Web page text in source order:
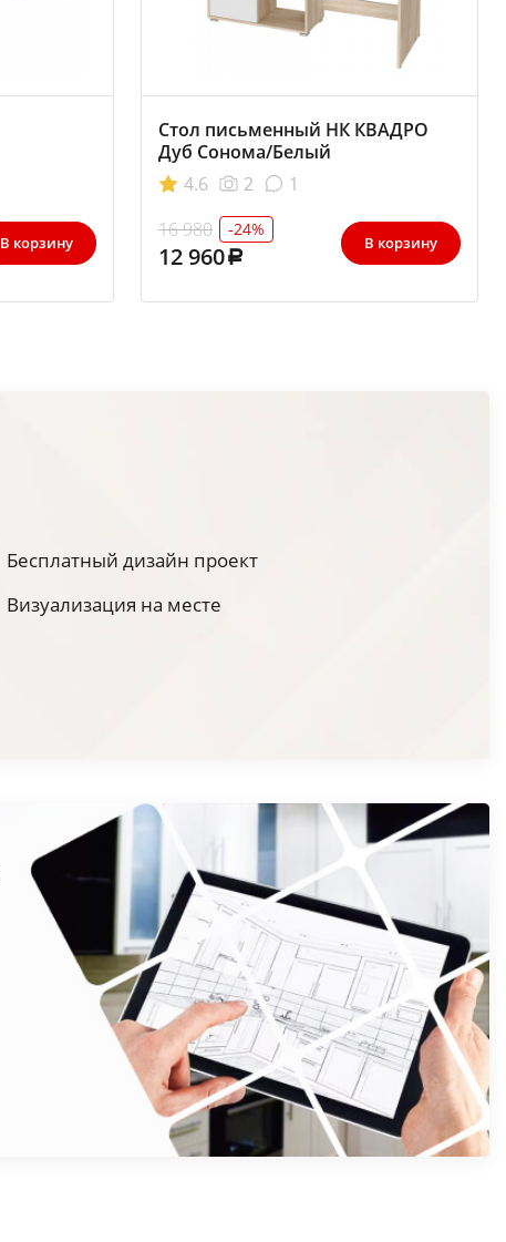
В корзину
Стол письменный НК КВАДРО
Дуб Сонома/Белый
4.6
2
1
16 980
-24%
12 960 В корзину
Бесплатный дизайн проект
Визуализация на месте